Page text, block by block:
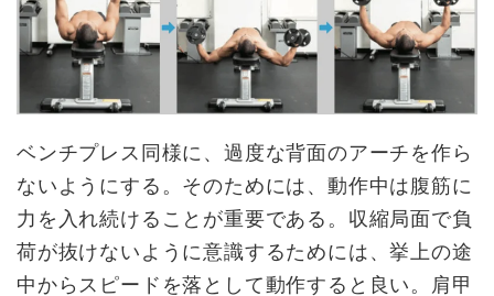
ベンチプレス同様に、過度な背面のアーチを作ら
ないようにする。そのためには、動作中は腹筋に
力を入れ続けることが重要である。収縮局面で負
荷が抜けないように意識するためには、挙上の途
中からスピードを落として動作すると良い。肩甲